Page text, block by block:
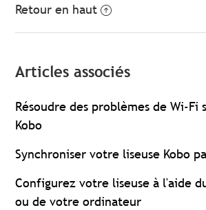
Retour en haut
Articles associés
Résoudre des problèmes de Wi-Fi
Kobo
Synchroniser votre liseuse Kobo
Configurez votre liseuse à l'aide
ou de votre ordinateur